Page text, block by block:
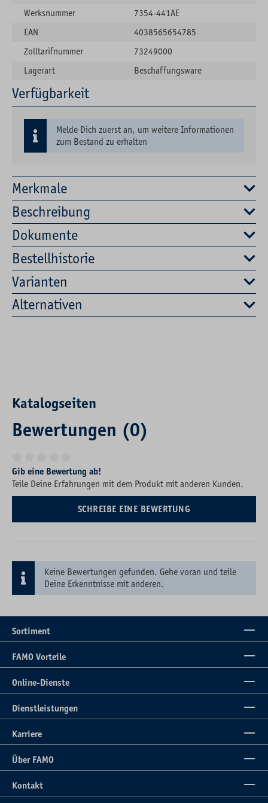
Merkmale
Beschreibung
Dokumente
Bestellhistorie
Varianten
Alternativen
Werksnummer
7354-441AE
EAN
4038565654785
Zolltarifnummer
73249000
Lagerart
Beschaffungsware
Verfügbarkeit
Melde Dich zuerst an, um weitere Informationen
zum Bestand zu erhalten
Katalogseiten
Bewertungen (0)
Durchschnittliche Bewertung von 0 von 5 Sternen
Gib eine Bewertung ab!
Teile Deine Erfahrungen mit dem Produkt mit anderen Kunden.
SCHREIBE EINE BEWERTUNG
Keine Bewertungen gefunden. Gehe voran und teile
Deine Erkenntnisse mit anderen.
Sortiment
FAMO Vorteile
Online-Dienste
Dienstleistungen
Karriere
Über FAMO
Kontakt